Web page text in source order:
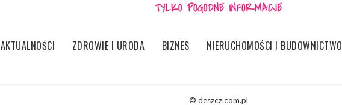
AKTUALNOŚCI ZDROWIE I URODA BIZNES NIERUCHOMOŚCI I BUDOWNICTWO
© deszcz.com.pl